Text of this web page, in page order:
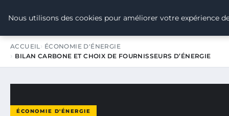
TOUR DE FRANCE POUR LE
ACCUEIL
ÉCONOMIE D'ÉNERGIE
BILAN CARBONE ET CHOIX DE FOURNISSEURS D’ÉNERGIE
ÉCONOMIE D'ÉNERGIE
Nous utilisons des cookies pour améliorer votre expérience